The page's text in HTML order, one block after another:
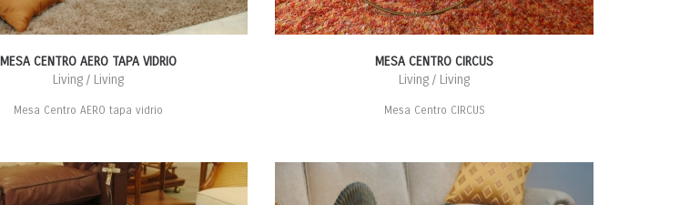
MESA CENTRO AERO TAPA VIDRIO
Living / Living
Mesa Centro AERO tapa vidrio
MESA CENTRO CIRCUS
Living / Living
Mesa Centro CIRCUS